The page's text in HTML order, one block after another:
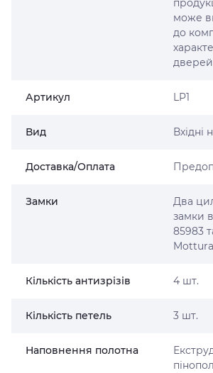
може
до
дверей
Артикул LP1
Вид Вхідні
Доставка/Оплата
Замки
Два
замки
85983
Кількість антизрізів 4 шт.
Кількість петель 3 шт.
Наповнення полотна